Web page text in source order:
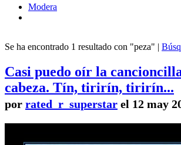
Modera
Se ha encontrado 1 resultado con "peza" |
Casi puedo oír la
cabeza. Tín, tirirín, tirirín...
por rated_r_superstar el 12 may